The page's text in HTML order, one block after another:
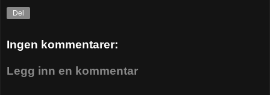
Del
Ingen kommentarer:
Legg inn en kommentar